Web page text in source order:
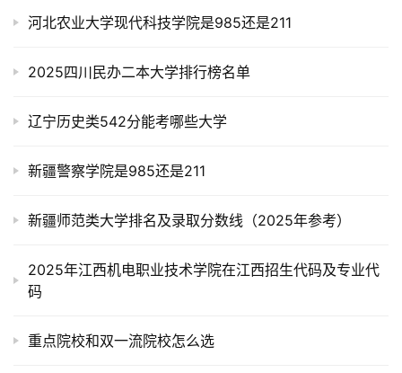
河北农业大学现代科技学院是985还是211
2025四川民办二本大学排行榜名单
辽宁历史类542分能考哪些大学
新疆警察学院是985还是211
新疆师范类大学排名及录取分数线（2025年参考）
2025年江西机电职业技术学院在江西招生代码及专业代
码
重点院校和双一流院校怎么选